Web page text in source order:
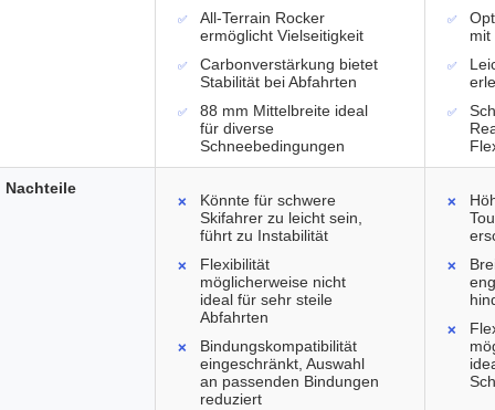
All-Terrain Rocker
ermöglicht Vielseitigkeit
Carbonverstärkung bietet
Stabilität bei Abfahrten
88 mm Mittelbreite ideal
für diverse
Schneebedingungen
mit
Könnte für schwere
Skifahrer zu leicht sein,
führt zu Instabilität
Flexibilität
möglicherweise nicht
ideal für sehr steile
Abfahrten
Bindungskompatibilität
eingeschränkt, Auswahl
an passenden Bindungen
reduziert
Nachteile